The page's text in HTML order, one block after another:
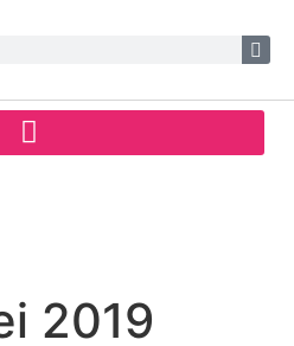
2019